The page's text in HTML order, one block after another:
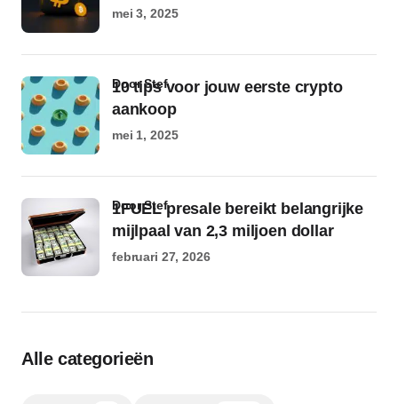
mei 3, 2025
10 tips voor jouw eerste crypto
aankoop
door Stef
mei 1, 2025
1FUEL presale bereikt belangrijke
mijlpaal van 2,3 miljoen dollar
door Stef
februari 27, 2026
Alle categorieën